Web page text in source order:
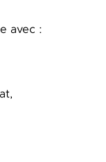
avec :